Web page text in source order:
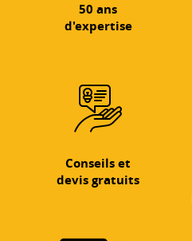
50 ans
d'expertise
Conseils et
devis gratuits